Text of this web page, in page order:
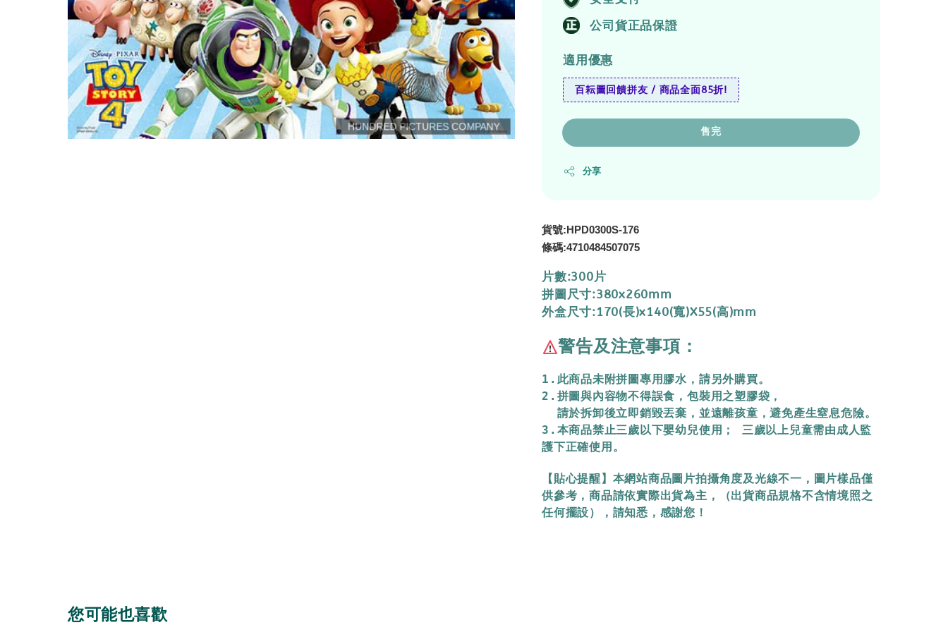
公司貨正品保證
適用優惠
百耘圖回饋拼友 / 商品全面85折!
售完
分享
貨號:HPD0300S-176
條碼:4710484507075
片數:300片
拼圖尺寸:380x260mm
外盒尺寸:170(長)x140(寬)X55(高)mm
警告及注意事項：
1.此商品未附拼圖專用膠水，請另外購買。
2.拼圖與內容物不得誤食，包裝用之塑膠袋，
  請於拆卸後立即銷毀丟棄，
並遠離孩童，避免產生窒息危險。
3.本商品禁止三歲以下嬰幼兒使用； 三歲以上兒童需由成人監
護下正確使用。
【貼心提醒】本網站商品圖片拍攝角度及光線不一，圖片樣品僅
供參考，商品請依實際出貨為主，（出貨商品規格不含情境照之
任何擺設），請知悉，感謝您！
您可能也喜歡